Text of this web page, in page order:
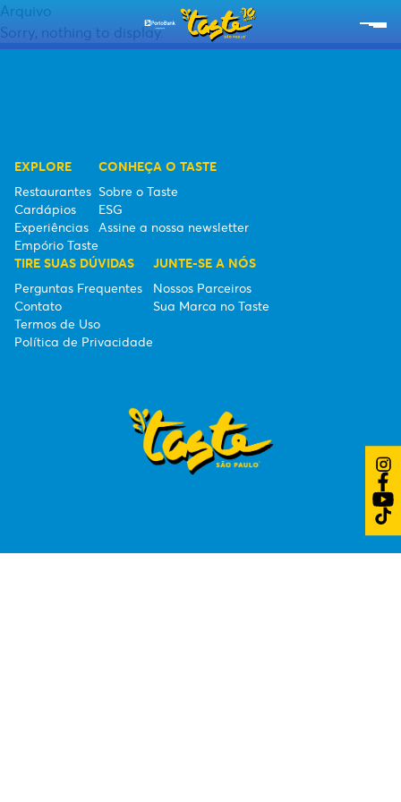
EXPERIÊNCIAS
EMPÓRIO TASTE
ESG
Arquivo
Sorry, nothing to display.
EXPLORE
Restaurantes
Cardápios
Experiências
Empório Taste
CONHEÇA O TASTE
Sobre o Taste
ESG
Assine a nossa newsletter
TIRE SUAS DÚVIDAS
Perguntas Frequentes
Contato
Termos de Uso
Política de Privacidade
JUNTE-SE A NÓS
Nossos Parceiros
Sua Marca no Taste